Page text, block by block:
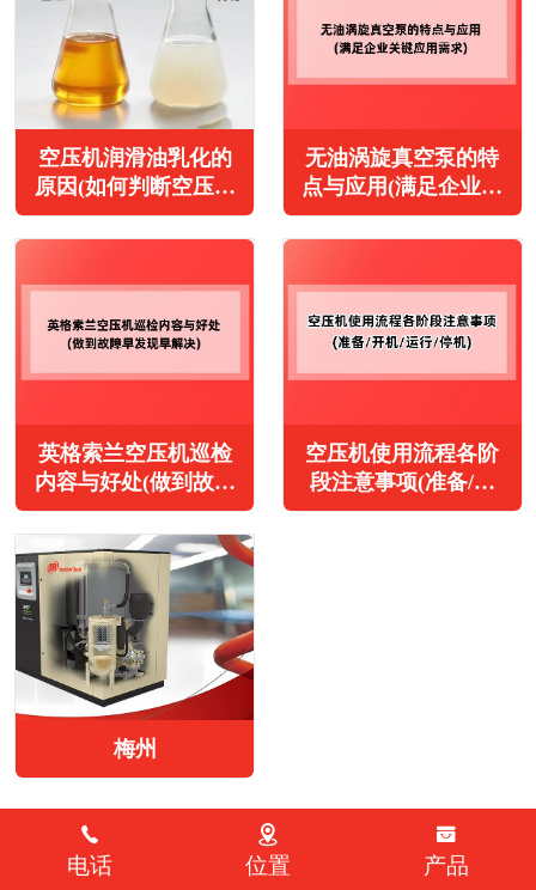
空压机润滑油乳化的
原因(如何判断空压机
油变质的方法)
无油涡旋真空泵的特
点与应用(满足企业关
键应用需求)
英格索兰空压机巡检
内容与好处(做到故障
早发现早解决)
空压机使用流程各阶
段注意事项(准备/开
机/运行/停机)
梅州
电话 位置 产品